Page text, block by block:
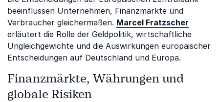
beeinflussen Unternehmen, Finanzmärkte und
Verbraucher gleichermaßen. Marcel Fratzscher
erläutert die Rolle der Geldpolitik, wirtschaftliche
Ungleichgewichte und die Auswirkungen europäischer
Entscheidungen auf Deutschland und Europa.
Finanzmärkte, Währungen und
globale Risiken